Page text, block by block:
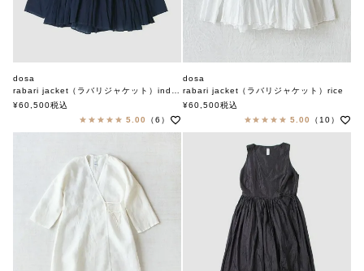
dosa
rabari jacket（ラバリジャケット）indigo
ドーサ
¥60,500税込
5.00
（6）
dosa
rabari jacket（ラバリジャケット）rice
ドーサ
¥60,500税込
5.00
（10）